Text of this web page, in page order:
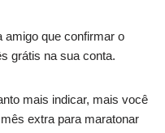
amigo que confirmar o
grátis na sua conta.
mais indicar, mais você
extra para maratonar